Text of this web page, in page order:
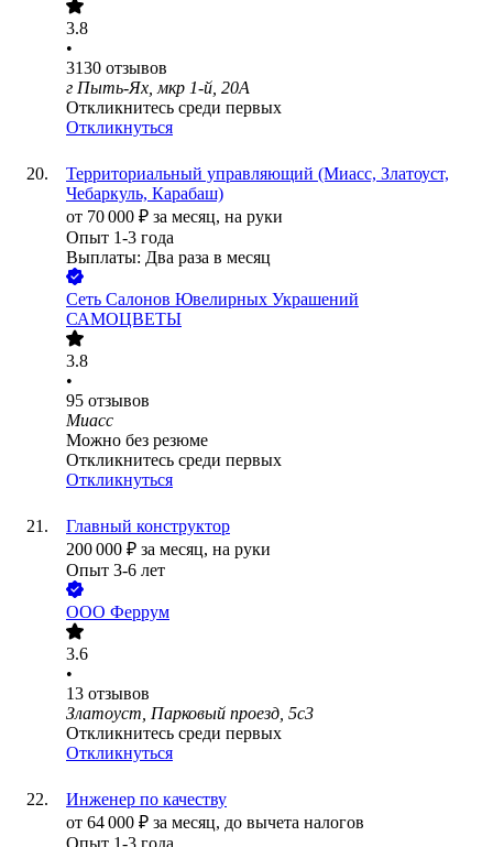
3.8
•
3130 отзывов
г Пыть-Ях, мкр 1-й, 20А
Откликнитесь среди первых
Откликнуться
Территориальный управляющий (Миасс, Златоуст,
Чебаркуль, Карабаш)
от 70 000 ₽ за месяц, на руки
Опыт 1-3 года
Выплаты: Два раза в месяц
Сеть Салонов Ювелирных Украшений
САМОЦВЕТЫ
3.8
•
95 отзывов
Миасс
Можно без резюме
Откликнитесь среди первых
Откликнуться
Главный конструктор
200 000 ₽ за месяц, на руки
Опыт 3-6 лет
ООО Феррум
3.6
•
13 отзывов
Златоуст, Парковый проезд, 5с3
Откликнитесь среди первых
Откликнуться
Инженер по качеству
от 64 000 ₽ за месяц, до вычета налогов